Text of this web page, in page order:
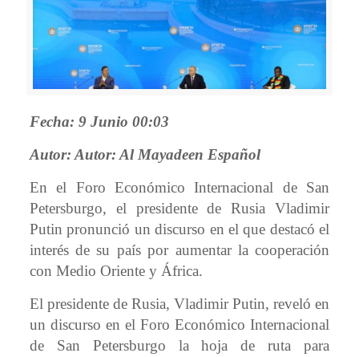
Fecha: 9 Junio 00:03
Autor:Autor: Al Mayadeen Español
En el Foro Económico Internacional de San
Petersburgo, el presidente de Rusia Vladimir
Putin pronunció un discurso en el que destacó el
interés de su país por aumentar la cooperación
con Medio Oriente y África.
El presidente de Rusia, Vladimir Putin, reveló en
un discurso en el Foro Económico Internacional
de San Petersburgo la hoja de ruta para